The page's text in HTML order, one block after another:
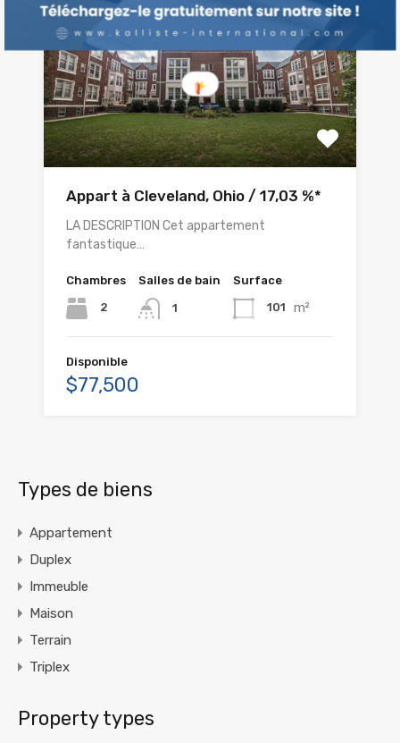
Appart à Cleveland, Ohio / 17,03 %*
LA DESCRIPTION Cet appartement
fantastique…
Chambres
2
Salles de bain
1
Surface
101 m²
Disponible
$77,500
Types de biens
Appartement
Duplex
Immeuble
Maison
Terrain
Triplex
Property types